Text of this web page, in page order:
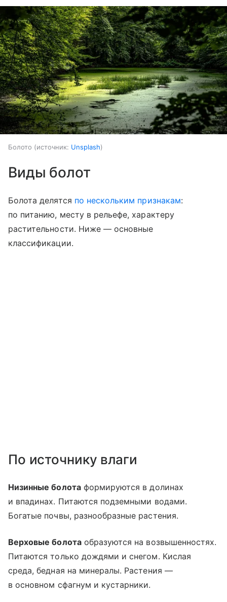
Болото источник: Unsplash
Виды болот
Болота делятся по нескольким признакам:
по питанию, месту в рельефе, характеру
растительности. Ниже — основные
классификации.
По источнику влаги
Низинные болотаформируются в долинах
и впадинах. Питаются подземными водами.
Богатые почвы, разнообразные растения.
Верховые болотаобразуются на возвышенностях.
Питаются только дождями и снегом. Кислая
среда, бедная на минералы. Растения —
в основном сфагнум и кустарники.